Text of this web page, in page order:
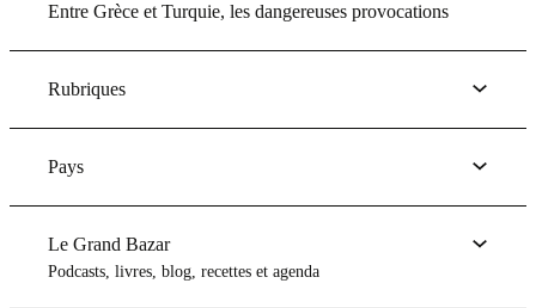
Entre Grèce et Turquie, les dangereuses provocations
Rubriques
Pays
Le Grand Bazar
Podcasts, livres, blog, recettes et agenda